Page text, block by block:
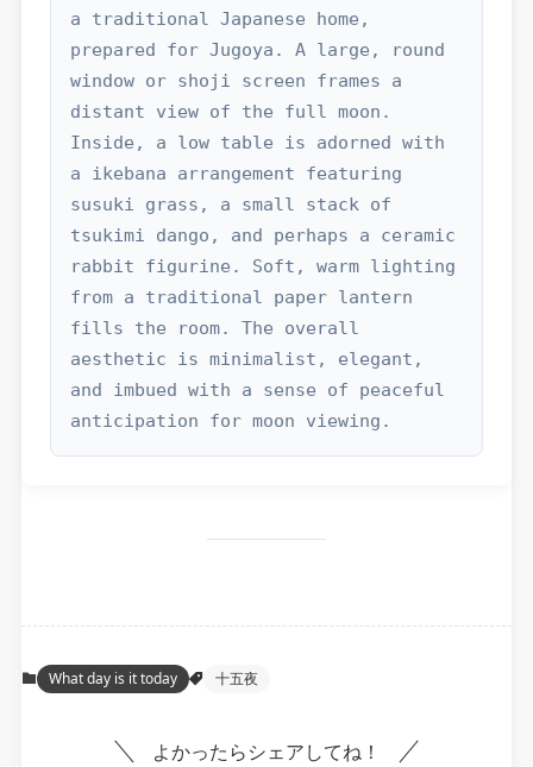
a traditional Japanese home,
prepared for Jugoya. A large, round
window or shoji screen frames a
distant view of the full moon.
Inside, a low table is adorned with
a ikebana arrangement featuring
susuki grass, a small stack of
tsukimi dango, and perhaps a ceramic
rabbit figurine. Soft, warm lighting
from a traditional paper lantern
fills the room. The overall
aesthetic is minimalist, elegant,
and imbued with a sense of peaceful
anticipation for moon viewing.
What day is it today 十五夜
よかったらシェアしてね！